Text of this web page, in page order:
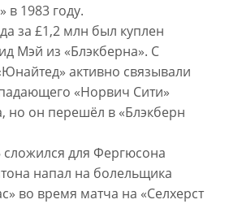
в 1983 году.
за £1,2 млн был куплен
Мэй из «Блэкберна». С
активно связывали
«Норвич Сити»
но он перешёл в «Блэкберн
сложился для Фергюсона
напал на болельщика
во время матча на «Селхерст